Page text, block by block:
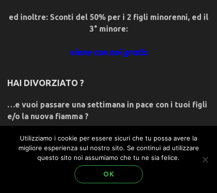
ed inoltre: Sconti del 50% per i 2 figli minorenni, ed il
3° minore:
viene con noi gratis
HAI DIVORZIATO ?
…e vuoi passare una settimana in pace con i tuoi figli
e/o la nuova fiamma ?
Con noi puoi farlo!
non ci credi? leggi:…
Utilizziamo i cookie per essere sicuri che tu possa avere la
migliore esperienza sul nostro sito. Se continui ad utilizzare
questo sito noi assumiamo che tu ne sia felice.
OK